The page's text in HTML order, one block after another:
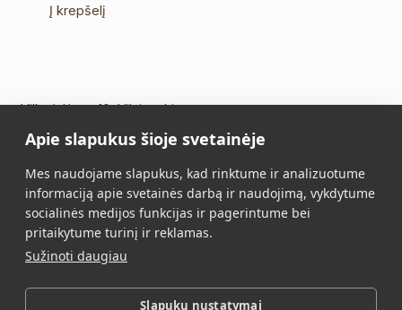
Į krepšelį
Vilkpėdės g. 10, Vilnius Lietuva
Tel.:+370 5 213 2649
El. paštas:info@vidalis.lt
Pagrindinis Visi produktai
Apie mus
Privatumo politika
Apie slapukus šioje svetainėje
Mes naudojame slapukus, kad rinktume ir analizuotume
informaciją apie svetainės darbą ir naudojimą, vykdytume
socialinės medijos funkcijas ir pagerintume bei
pritaikytume turinį ir reklamas.
Sužinoti daugiau
Slapukų nustatymai